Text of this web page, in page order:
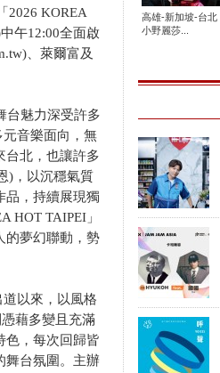
2026 KOREA
午12:00全面啟
、萊爾富及
台魅力深受許多
音樂面向，無
台北，也讓許多
)，以沉穩氣質
品，持續展現獨
HOT TAIPEI」
的夢幻聯動，勢
以來，以風格
藉多變且充滿
色，每次回歸皆
舞台氛圍。主辦
高雄-新加坡-台北
小野麗莎...